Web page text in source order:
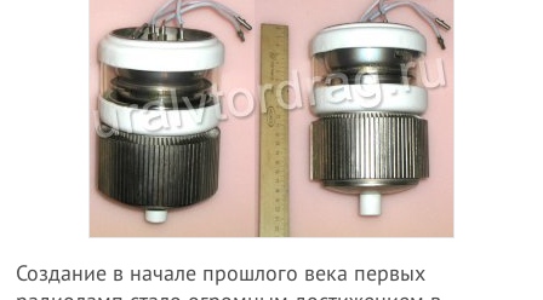
Создание в начале прошлого века первых